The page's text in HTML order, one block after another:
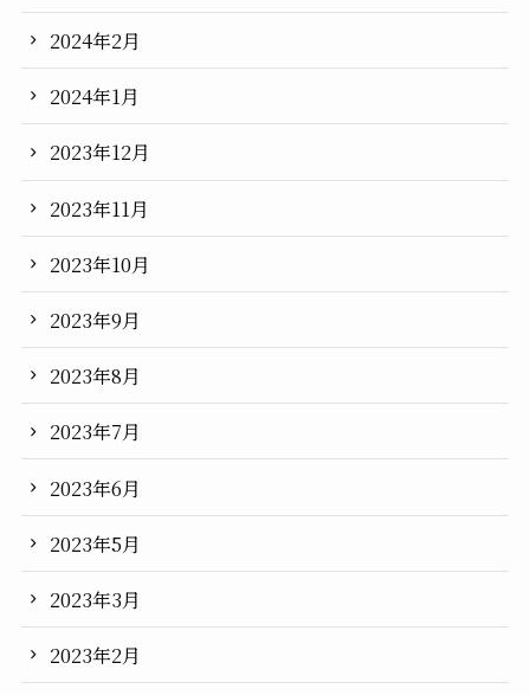
2024年2月
2024年1月
2023年12月
2023年11月
2023年10月
2023年9月
2023年8月
2023年7月
2023年6月
2023年5月
2023年3月
2023年2月